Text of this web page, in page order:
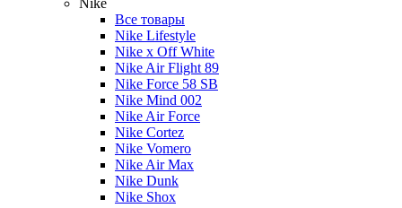
Nike
Все товары
Nike Lifestyle
Nike x Off White
Nike Air Flight 89
Nike Force 58 SB
Nike Mind 002
Nike Air Force
Nike Cortez
Nike Vomero
Nike Air Max
Nike Dunk
Nike Shox